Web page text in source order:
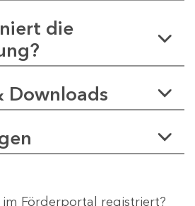
die
Downloads
im Förderportal registriert?